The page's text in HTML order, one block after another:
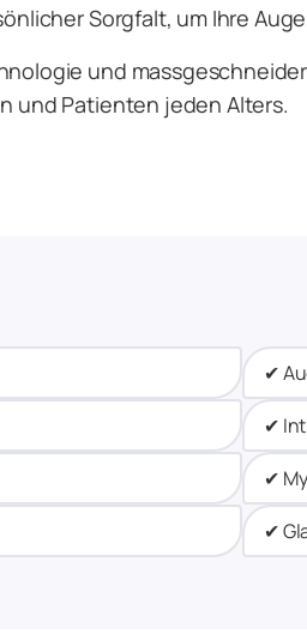
Sorgfalt, um Ihre
und
und Patienten jeden Alters.
✔
✔
✔
✔